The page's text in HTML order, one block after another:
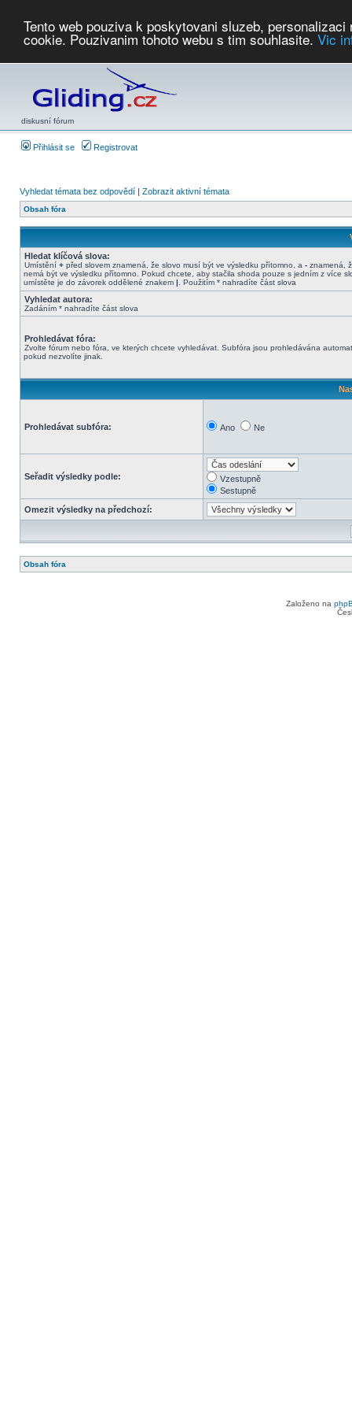
Tento web pouziva k poskytovani sluzeb,
cookie. Pouzivanim tohoto webu s tim souhlasite. Vic
diskusní fórum
Přihlásit se Registrovat
Vyhledat témata bez odpovědí | Zobrazit aktivní témata
Obsah fóra
Hledat klíčová slova:
Umístění + před slovem znamená, že slovo musí být ve výsledku přítomno, a - znamená,
nemá být ve výsledku přítomno. Pokud chcete, aby stačila shoda pouze s jedním z více
umístěte je do závorek oddělené znakem | . Použitím * nahradíte část slova
Vyhledat autora:
Zadáním * nahradíte část slova
Prohledávat fóra:
Zvolte fórum nebo fóra, ve kterých chcete vyhledávat. Subfóra jsou prohledávána
pokud nezvolíte jinak.
Prohledávat subfóra: Ano Ne
Seřadit výsledky podle:
Vzestupně
Sestupně
Omezit výsledky na předchozí:
Obsah fóra
Založeno na